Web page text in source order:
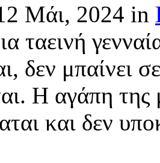
Μάι, 2024 in
δεν μπαίνει
Η αγάπη
και δεν